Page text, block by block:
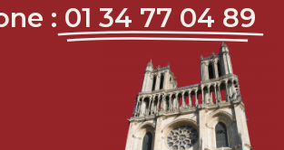
: 01 34 77 04 89